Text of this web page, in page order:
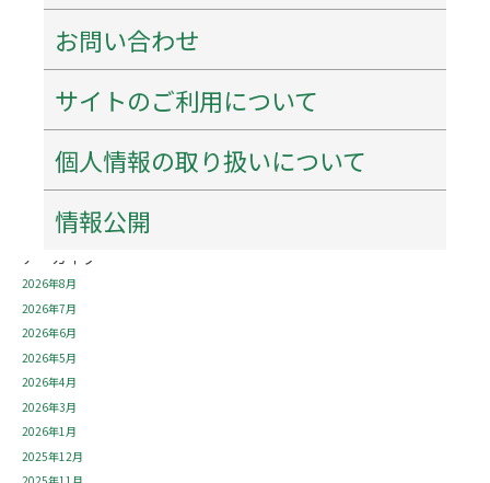
お問い合わせ
サイトのご利用について
個人情報の取り扱いについて
情報公開
最近の投稿
特別企画「花押（サイン）を作ろう！書こう！」 開催のご案内
百五銀行✖石水博物館 「コーポレーションデー」を開催します！
シンポジウム「西来寺の宝物の魅力にせまる」を開催します！
アーカイブ
2026年8月
2026年7月
2026年6月
2026年5月
2026年4月
2026年3月
2026年1月
2025年12月